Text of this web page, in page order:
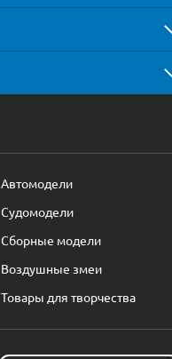
Автомодели
Судомодели
Сборные модели
Воздушные змеи
Товары для творчества